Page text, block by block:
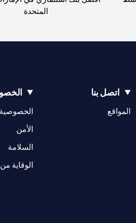
المتحدة
اتصل بنا
المواقعopens in a new tab الخصوصية
الأمن
السلامة
الوقاية